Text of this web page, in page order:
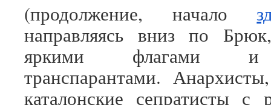
(продолжение, начало
направляясь вниз по
яркими флагами и
транспарантами.
каталонские сепратисты с